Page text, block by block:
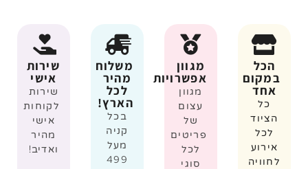
הכל
במקום
אחד
כל
הציוד
לכל
אירוע
לחוויה
מגוון
אפשרויות
מגוון
עצום
של
פריטים
לכל
סוגי
משלוח
מהיר
לכל
הארץ!
בכל
קניה
מעל
499
שירות
אישי
שירות
לקוחות
אישי
מהיר
ואדיב!